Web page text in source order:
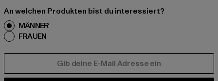
An welchen Produkten bist du interessiert?
MÄNNER
FRAUEN